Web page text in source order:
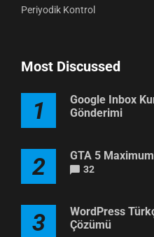
Periyodik Kontrol
Most Discussed
1
Google Inbox
Gönderimi
2 GTA 5
32
3
WordPress
Çözümü